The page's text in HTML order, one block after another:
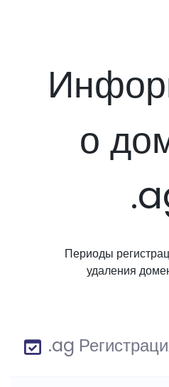
о
Периоды
удаления
.ag